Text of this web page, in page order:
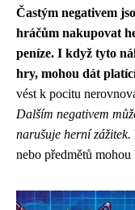
Častým negativem
hráčům nakupovat
peníze. I když tyto
hry, mohou dát
vést k pocitu
Dalším negativem
narušuje herní zážitek.
nebo předmětů